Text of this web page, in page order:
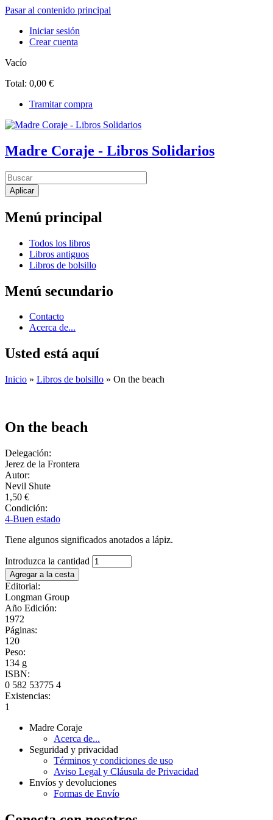
Pasar al contenido principal
Iniciar sesión
Crear cuenta
Vacío
Total: 0,00 €
Tramitar compra
Madre Coraje - Libros Solidarios
Menú principal
Todos los libros
Libros antiguos
Libros de bolsillo
Menú secundario
Contacto
Acerca de...
Usted está aquí
Inicio » Libros de bolsillo » On the beach
On the beach
Delegación:
Jerez de la Frontera
Autor:
Nevil Shute
1,50 €
Condición:
4-Buen estado
Tiene algunos significados anotados a lápiz.
Introduzca la cantidad
Editorial:
Longman Group
Año Edición:
1972
Páginas:
120
Peso:
134 g
ISBN:
0 582 53775 4
Existencias:
1
Madre Coraje
Acerca de...
Seguridad y privacidad
Términos y condiciones de uso
Aviso Legal y Cláusula de Privacidad
Envíos y devoluciones
Formas de Envío